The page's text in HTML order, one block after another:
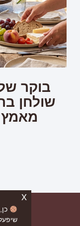
בוקר
שולחן
מאמץ
x